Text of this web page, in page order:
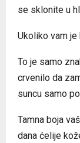
se sklonite u
Ukoliko vam
To je samo
crvenilo da
suncu samo
Tamna boja
dana ćelije